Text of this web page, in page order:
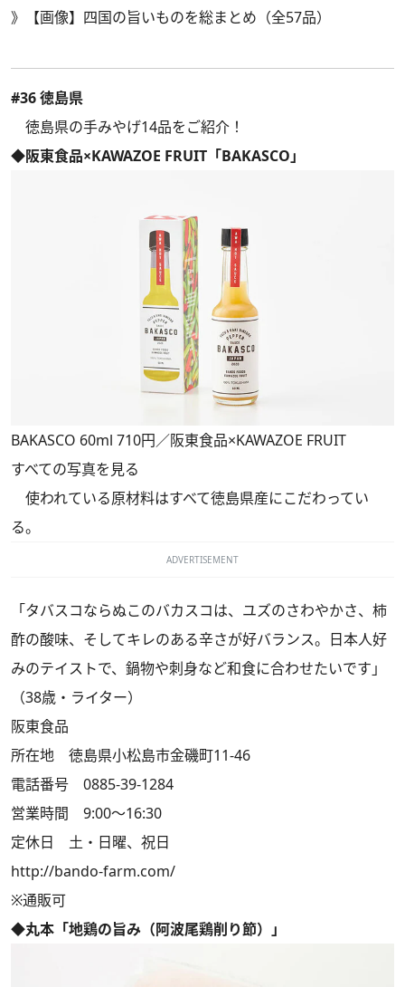
》
【画像】四国の旨いものを総まとめ（全57品）
#36 徳島県
徳島県の手みやげ14品をご紹介！
◆阪東食品×KAWAZOE FRUIT「BAKASCO」
BAKASCO 60ml 710円／阪東食品×KAWAZOE FRUIT
すべての写真を見る
使われている原材料はすべて徳島県産にこだわってい
る。
ADVERTISEMENT
「タバスコならぬこのバカスコは、ユズのさわやかさ、柿
酢の酸味、そしてキレのある辛さが好バランス。日本人好
みのテイストで、鍋物や刺身など和食に合わせたいです」
（38歳・ライター）
阪東食品
所在地 徳島県小松島市金磯町11-46
電話番号 0885-39-1284
営業時間 9:00～16:30
定休日 土・日曜、祝日
http://bando-farm.com/
※通販可
◆丸本「地鶏の旨み（阿波尾鶏削り節）」